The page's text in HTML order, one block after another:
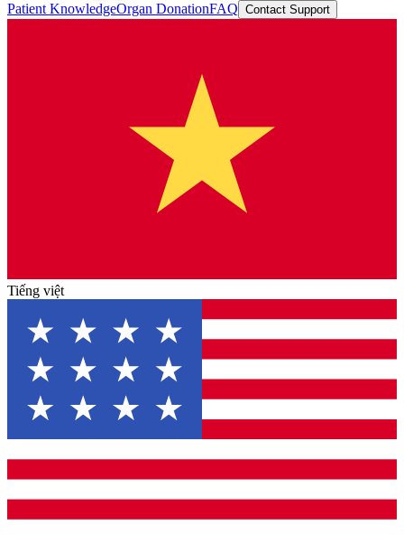
Patient KnowledgeOrgan DonationFAQ Contact Support
Tiếng việt